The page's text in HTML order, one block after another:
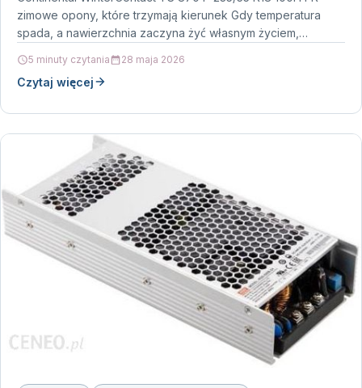
zimowe opony, które trzymają kierunek Gdy temperatura
spada, a nawierzchnia zaczyna żyć własnym życiem,…
5 minuty czytania 28 maja 2026
Czytaj więcej